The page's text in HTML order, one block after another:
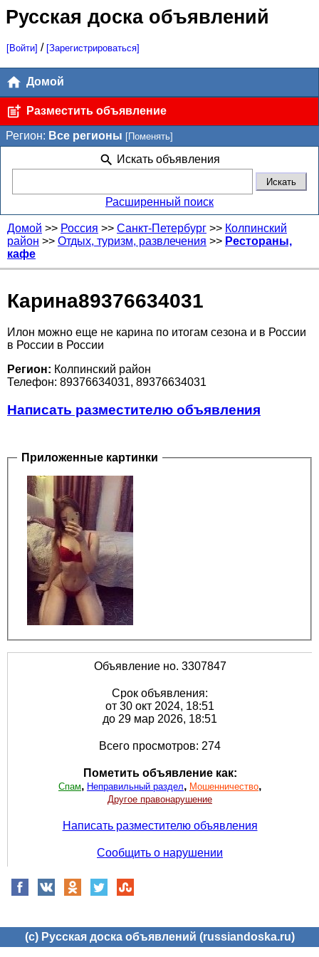
Русская доска объявлений
[Войти] / [Зарегистрироваться]
Домой
Разместить объявление
Регион: Все регионы [Поменять]
Искать объявления
Расширенный поиск
Домой >> Россия >> Санкт-Петербург >> Колпинский
район >> Отдых, туризм, развлечения >> Рестораны,
кафе
Карина89376634031
Илон можно еще не карина по итогам сезона и в России
в России в России
Регион: Колпинский район
Телефон: 89376634031, 89376634031
Написать разместителю объявления
Приложенные картинки
Объявление но. 3307847
Срок объявления:
от 30 окт 2024, 18:51
до 29 мар 2026, 18:51
Всего просмотров: 274
Пометить объявление как:
Спам, Неправильный раздел, Мошенничество,
Другое правонарушение
Написать разместителю объявления
Сообщить о нарушении
(c) Русская доска объявлений (russiandoska.ru)